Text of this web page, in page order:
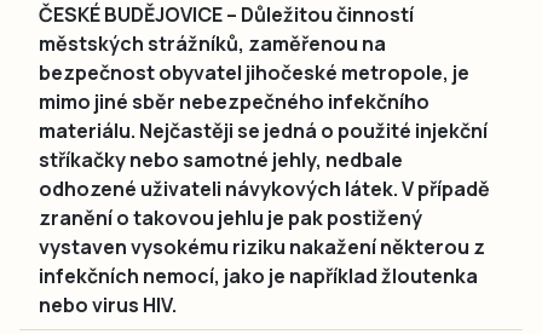
ČESKÉ BUDĚJOVICE – Důležitou činností
městských strážníků, zaměřenou na
bezpečnost obyvatel jihočeské metropole, je
mimo jiné sběr nebezpečného infekčního
materiálu. Nejčastěji se jedná o použité injekční
stříkačky nebo samotné jehly, nedbale
odhozené uživateli návykových látek. V případě
zranění o takovou jehlu je pak postižený
vystaven vysokému riziku nakažení některou z
infekčních nemocí, jako je například žloutenka
nebo virus HIV.